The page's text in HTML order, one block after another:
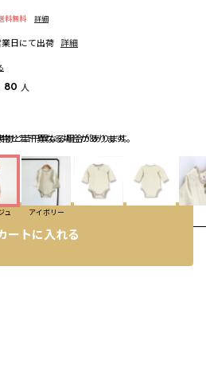
と若干異なる場合があります。
と若干異なる場合があります。
ュ アイボリー
料無料
詳細
日にて出荷 詳細
80 人
ートに入れる